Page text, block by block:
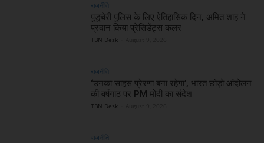
राजनीति
पुडुचेरी पुलिस के लिए ऐतिहासिक दिन, अमित शाह ने
प्रदान किया प्रेसिडेंट्स कलर
TBN Desk
राजनीति
‘उनका साहस प्रेरणा बना रहेगा’, भारत छोड़ो आंदोलन
की वर्षगांठ पर PM मोदी का संदेश
TBN Desk
राजनीति